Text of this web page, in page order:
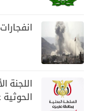
اللجنة